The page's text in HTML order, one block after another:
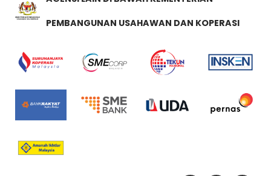
PEMBANGUNAN USAHAWAN DAN KOPERASI